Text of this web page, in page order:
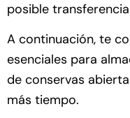
posible
A continuación, te
esenciales para
de conservas
más tiempo.